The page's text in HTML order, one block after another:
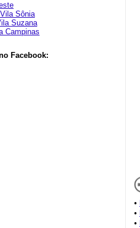
Sônia
Suzana
Campinas
Facebook:
•
•
•